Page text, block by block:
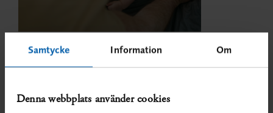
Samtycke Information Om
Denna webbplats använder cookies
Utökade hembesök i samverkan mellan
SBU har fått i uppdrag att ta fram